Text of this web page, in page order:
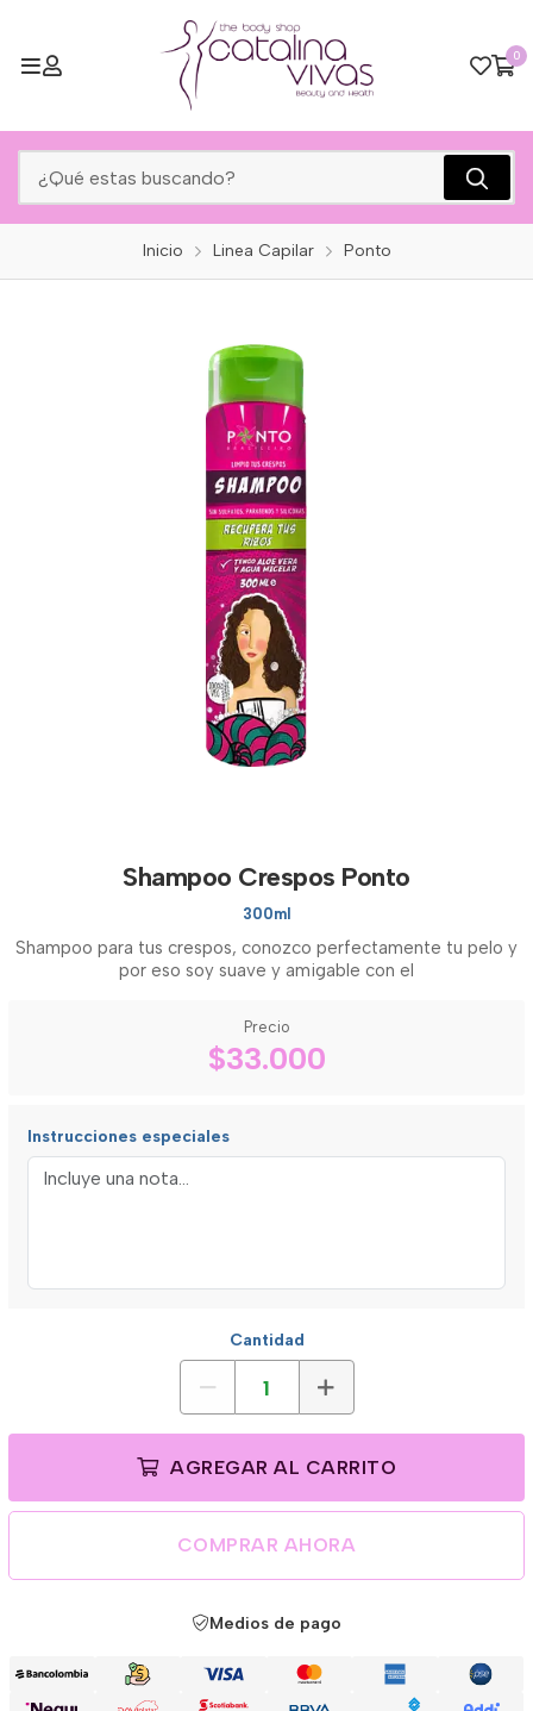
0
Inicio Linea Capilar Ponto
Shampoo Crespos Ponto
300ml
Shampoo para tus crespos, conozco perfectamente tu pelo y
por eso soy suave y amigable con el
Precio
$33.000
Instrucciones especiales
Cantidad
AGREGAR AL CARRITO
COMPRAR AHORA
Medios de pago